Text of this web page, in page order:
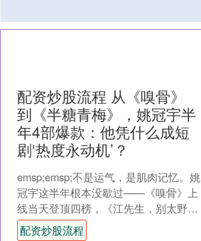
配资炒股流程 从《嗅骨》
到《半糖青梅》，姚冠宇半
年4部爆款：他凭什么成短
剧‘热度永动机’？
emsp;emsp;不是运气，是肌肉记忆。姚
冠宇这半年根本没歇过——《嗅骨》上
线当天登顶四榜，《江先生，别太野》
首日热度7197万，《替兄藏娇娥》开播7
配资炒股流程